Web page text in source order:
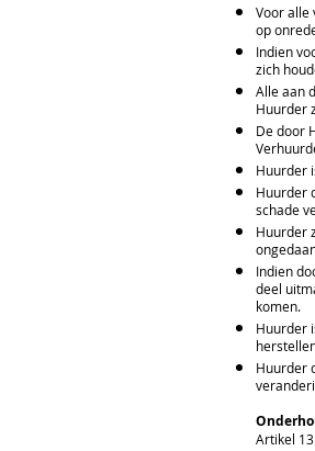
Voor alle
op
Indien
zich
Alle aan
Huurder
De door
Huurder
Huurder
schade
Huurder
Indien
deel
komen.
Huurder
Huurder
Artikel 13